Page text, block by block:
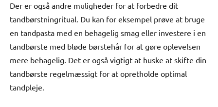
Der er også andre muligheder for at forbedre dit
tandbørstningritual. Du kan for eksempel prøve at bruge
en tandpasta med en behagelig smag eller investere i en
tandbørste med bløde børstehår for at gøre oplevelsen
mere behagelig. Det er også vigtigt at huske at skifte din
tandbørste regelmæssigt for at opretholde optimal
tandpleje.